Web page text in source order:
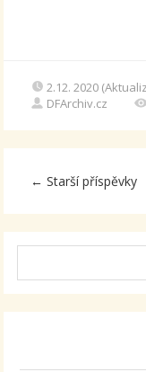
2.12. 2020
DFArchiv.cz
← Starší příspěvky